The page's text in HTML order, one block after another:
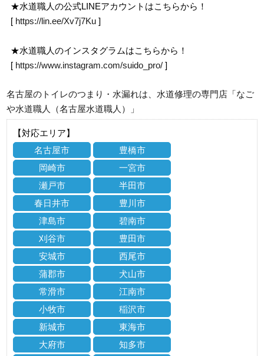
★水道職人の公式LINEアカウントはこちらから！
[ https://lin.ee/Xv7j7Ku ]
★水道職人のインスタグラムはこちらから！
[ https://www.instagram.com/suido_pro/ ]
名古屋のトイレのつまり・水漏れは、水道修理の専門店「なご
や水道職人（名古屋水道職人）」
【対応エリア】
名古屋市
豊橋市
岡崎市
一宮市
瀬戸市
半田市
春日井市
豊川市
津島市
碧南市
刈谷市
豊田市
安城市
西尾市
蒲郡市
犬山市
常滑市
江南市
小牧市
稲沢市
新城市
東海市
大府市
知多市